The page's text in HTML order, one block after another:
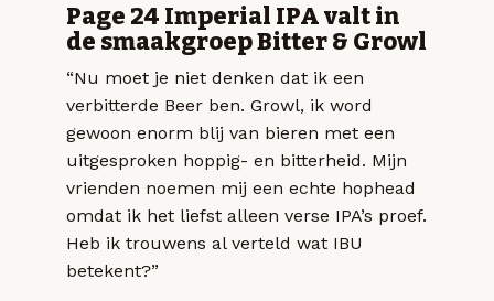
Page 24 Imperial IPA valt in
de smaakgroep Bitter & Growl
“Nu moet je niet denken dat ik een
verbitterde Beer ben. Growl, ik word
gewoon enorm blij van bieren met een
uitgesproken hoppig- en bitterheid. Mijn
vrienden noemen mij een echte hophead
omdat ik het liefst alleen verse IPA’s proef.
Heb ik trouwens al verteld wat IBU
betekent?”